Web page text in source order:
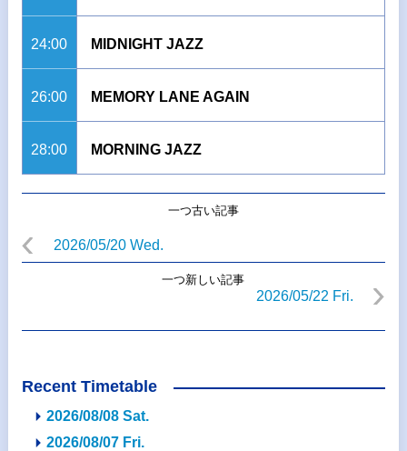
24:00 MIDNIGHT JAZZ
26:00 MEMORY LANE AGAIN
28:00 MORNING JAZZ
一つ古い記事
2026/05/20 Wed.
一つ新しい記事
2026/05/22 Fri.
Recent Timetable
2026/08/08 Sat.
2026/08/07 Fri.